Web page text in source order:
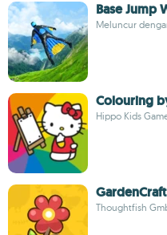
Base Jump
Meluncur
Colouring
Hippo Kids
GardenCraft
Thoughtfish